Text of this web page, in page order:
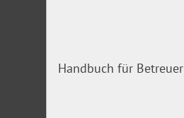
Handbuch für Betreuer